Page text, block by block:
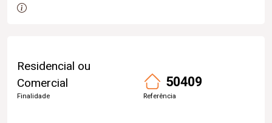
Residencial ou
Comercial
Finalidade
50409
Referência